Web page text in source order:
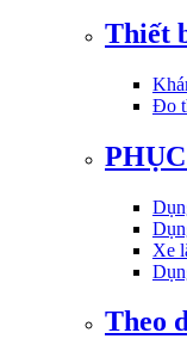
Thiết
Đo
Xe
Theo